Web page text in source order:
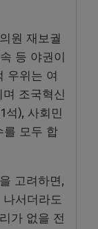
원 재보궐
등 야권이
우위는 여
조국혁신
석), 사회민
를 모두 합
고려하면,
서더라도
가 없을 전